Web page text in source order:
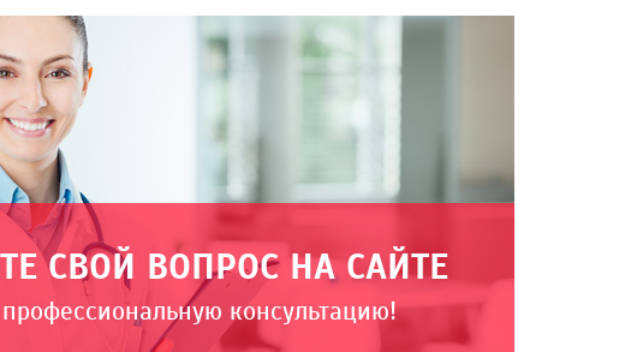
СВОЙ ВОПРОС НА САЙТЕ
профессиональную консультацию!